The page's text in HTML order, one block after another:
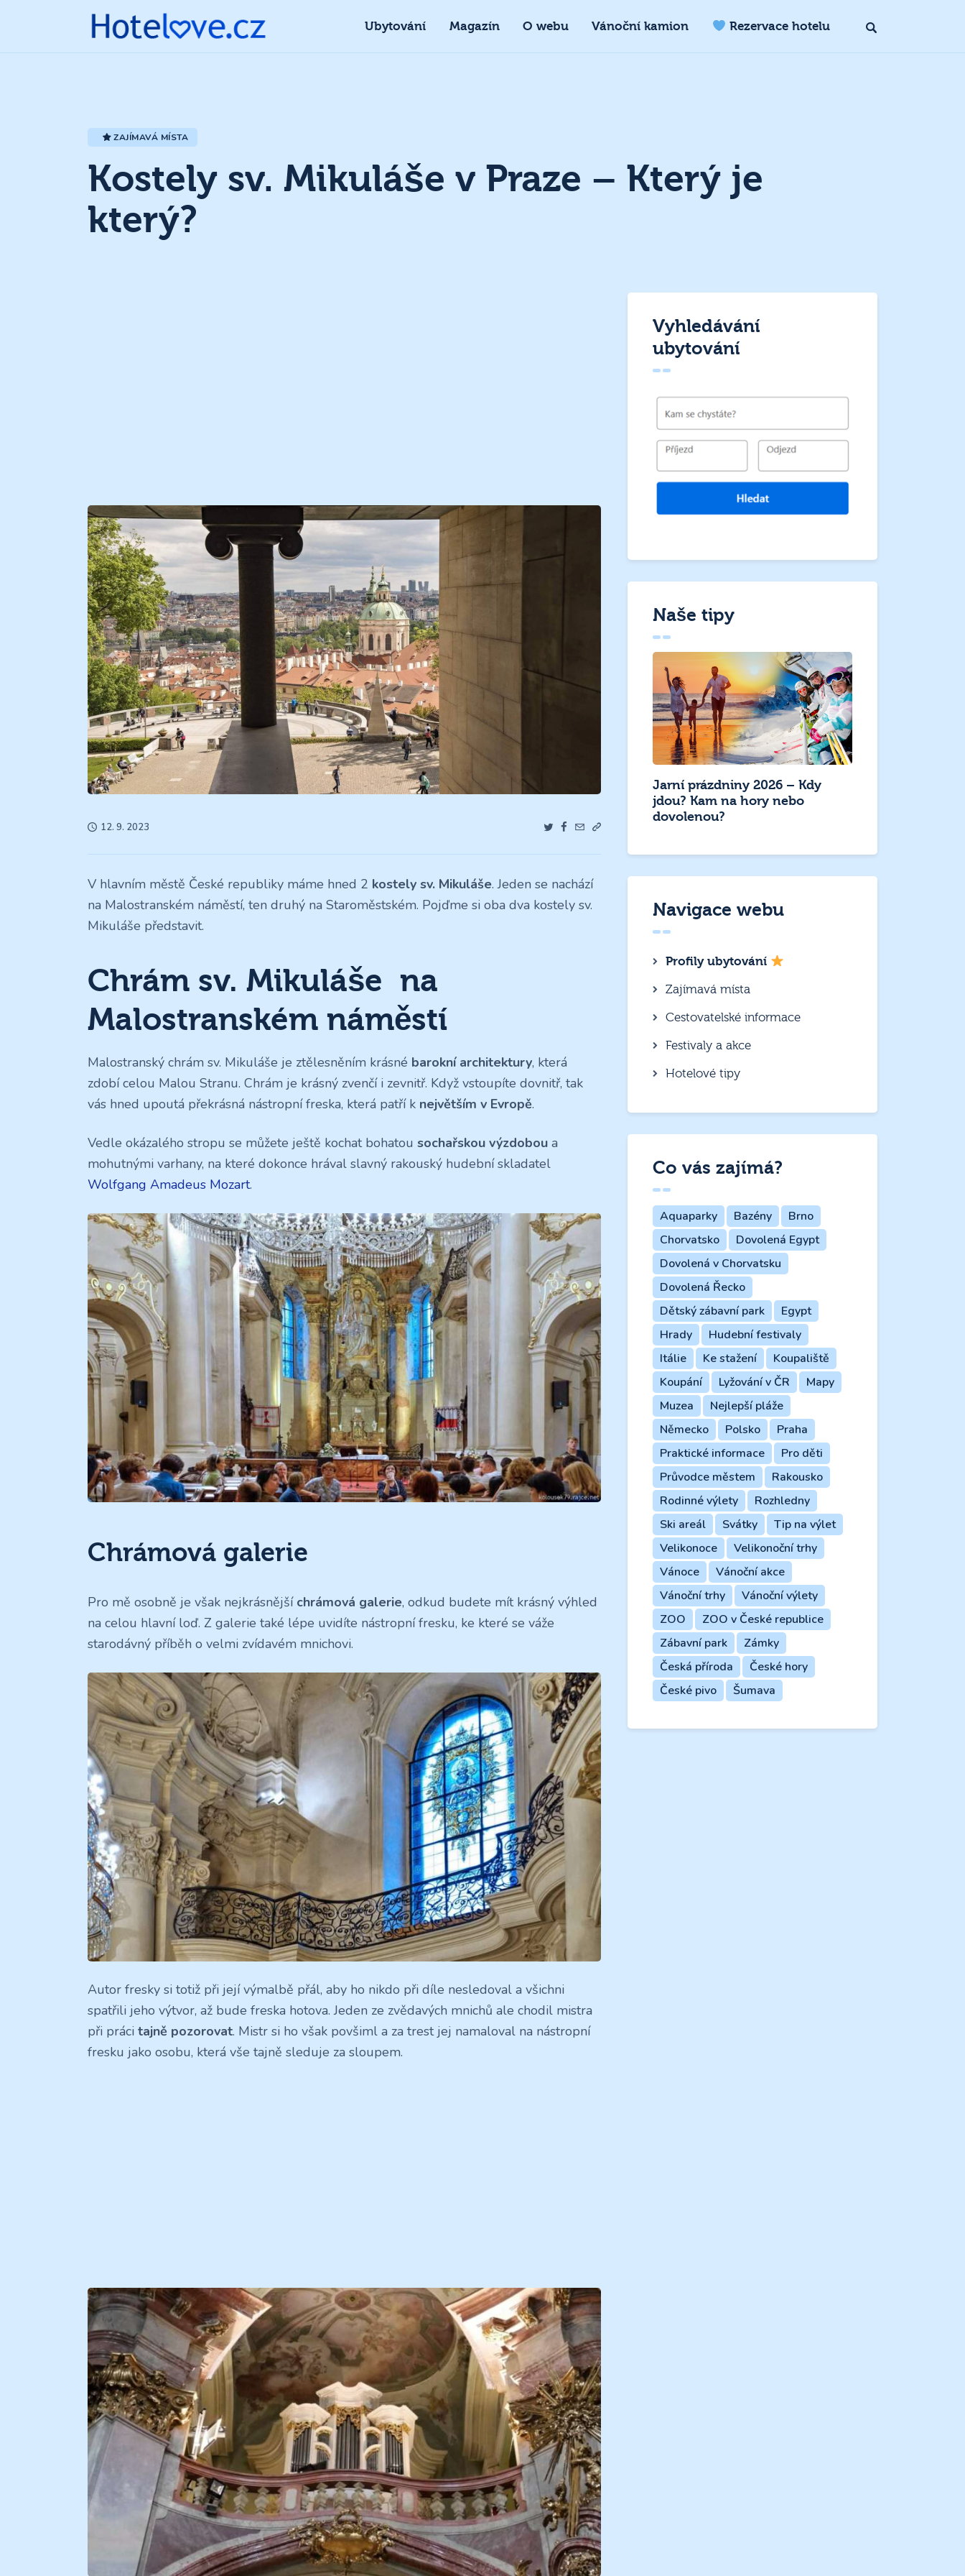
Ubytování Magazín O webu Vánoční kamion Rezervace hotelu
ZAJÍMAVÁ MÍSTA
Kostely sv. Mikuláše v Praze – Který je
který?
12. 9. 2023
V hlavním městě České republiky máme hned 2 kostely sv. Mikuláše. Jeden se nachází
na Malostranském náměstí, ten druhý na Staroměstském. Pojďme si oba dva kostely sv.
Mikuláše představit.
Chrám sv. Mikuláše na
Malostranském náměstí
Malostranský chrám sv. Mikuláše je ztělesněním krásné barokní architektury, která
zdobí celou Malou Stranu. Chrám je krásný zvenčí i zevnitř. Když vstoupíte dovnitř, tak
vás hned upoutá překrásná nástropní freska, která patří k největším v Evropě.
Vedle okázalého stropu se můžete ještě kochat bohatou sochařskou výzdobou a
mohutnými varhany, na které dokonce hrával slavný rakouský hudební skladatel
Wolfgang Amadeus Mozart.
Chrámová galerie
Pro mě osobně je však nejkrásnější chrámová galerie, odkud budete mít krásný výhled
na celou hlavní loď. Z galerie také lépe uvidíte nástropní fresku, ke které se váže
starodávný příběh o velmi zvídavém mnichovi.
Autor fresky si totiž při její výmalbě přál, aby ho nikdo při díle nesledoval a všichni
spatřili jeho výtvor, až bude freska hotova. Jeden ze zvědavých mnichů ale chodil mistra
při práci tajně pozorovat. Mistr si ho však povšiml a za trest jej namaloval na nástropní
fresku jako osobu, která vše tajně sleduje za sloupem.
Vyhledávání
ubytování
Naše tipy
Jarní prázdniny 2026 – Kdy
jdou? Kam na hory nebo
dovolenou?
Navigace webu
Profily ubytování
Zajímavá místa
Cestovatelské informace
Festivaly a akce
Hotelové tipy
Co vás zajímá?
Aquaparky Bazény
Brno
Chorvatsko
Dovolená Egypt
Dovolená v Chorvatsku
Dovolená Řecko
Dětský zábavní park
Egypt
Hrady
Hudební festivaly
Itálie
Ke stažení
Koupaliště
Koupání
Lyžování v ČR
Mapy
Muzea
Nejlepší pláže
Německo
Polsko
Praha
Praktické informace
Pro děti
Průvodce městem
Rakousko
Rodinné výlety
Rozhledny
Ski areál
Svátky
Tip na výlet
Velikonoce
Velikonoční trhy
Vánoce
Vánoční akce
Vánoční trhy
Vánoční výlety
ZOO
ZOO v České republice
Zábavní park
Zámky
Česká příroda
České hory
České pivo
Šumava